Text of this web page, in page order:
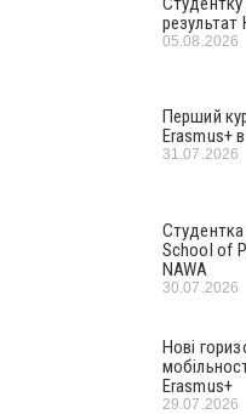
результат
05.08.2026
Перший
Erasmus+
31.07.2026
School of
NAWA
30.07.2026
Нові
Erasmus+
29.07.2026